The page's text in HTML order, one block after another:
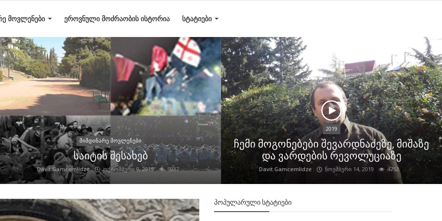
ᲛᲝᲕᲚᲔᲜᲔᲑᲘ ᲔᲠᲝᲕᲜᲣᲚᲘ ᲛᲝᲫᲠᲐᲝᲑᲘᲡ ᲘᲡᲢᲝᲠᲘᲐ ᲡᲢᲐᲢᲘᲔᲑᲘ
მიმდინარე მოვლენები
საიტის შესახებ
Davit.Gamcemlidze ოქტომბერი 9, 2019 5937
2019
ჩემი მოგონებები შევარდნაძეზე, მიშაზე
და ვარდების რევოლუციაზე
Davit.Gamcemlidze ნოემბერი 14, 2019 4753
ᲞᲝᲞᲣᲚᲐᲠᲣᲚᲘ ᲡᲢᲐᲢᲘᲔᲑᲘ